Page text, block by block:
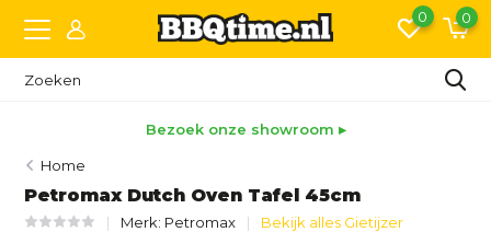
0 0
Bezoek onze showroom ▸
Home
Petromax Dutch Oven Tafel 45cm
Merk: Petromax Bekijk alles Gietijzer